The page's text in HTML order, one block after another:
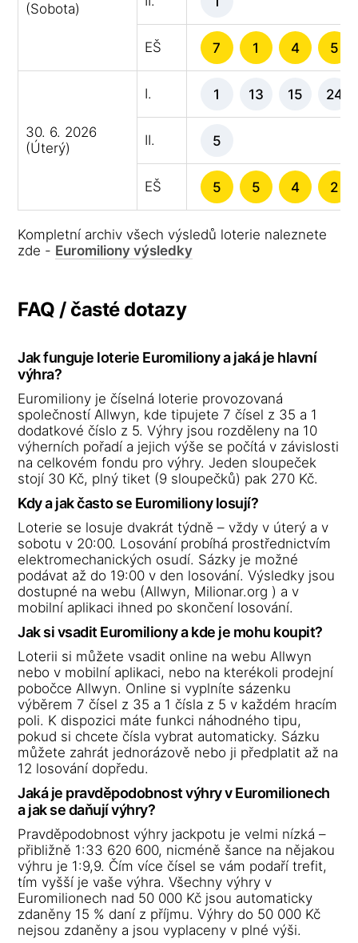
(Sobota)
EŠ 7 1 4 5
30. 6. 2026
(Úterý)
I. 1 13 15 24
II. 5
EŠ 5 5 4 2
Kompletní archiv všech výsledů loterie naleznete
zde - Euromiliony výsledky
FAQ / časté dotazy
Jak funguje loterie Euromiliony a jaká je hlavní
výhra?
Euromiliony je číselná loterie provozovaná
společností Allwyn, kde tipujete 7 čísel z 35 a 1
dodatkové číslo z 5. Výhry jsou rozděleny na 10
výherních pořadí a jejich výše se počítá v závislosti
na celkovém fondu pro výhry. Jeden sloupeček
stojí 30 Kč, plný tiket (9 sloupečků) pak 270 Kč.
Kdy a jak často se Euromiliony losují?
Loterie se losuje dvakrát týdně – vždy v úterý a v
sobotu v 20:00. Losování probíhá prostřednictvím
elektromechanických osudí. Sázky je možné
podávat až do 19:00 v den losování. Výsledky jsou
dostupné na webu (Allwyn, Milionar.org ) a v
mobilní aplikaci ihned po skončení losování.
Jak si vsadit Euromiliony a kde je mohu koupit?
Loterii si můžete vsadit online na webu Allwyn
nebo v mobilní aplikaci, nebo na kterékoli prodejní
pobočce Allwyn. Online si vyplníte sázenku
výběrem 7 čísel z 35 a 1 čísla z 5 v každém hracím
poli. K dispozici máte funkci náhodného tipu,
pokud si chcete čísla vybrat automaticky. Sázku
můžete zahrát jednorázově nebo ji předplatit až na
12 losování dopředu.
Jaká je pravděpodobnost výhry v Euromilionech
a jak se daňují výhry?
Pravděpodobnost výhry jackpotu je velmi nízká –
přibližně 1:33 620 600, nicméně šance na nějakou
výhru je 1:9,9. Čím více čísel se vám podaří trefit,
tím vyšší je vaše výhra. Všechny výhry v
Euromilionech nad 50 000 Kč jsou automaticky
zdaněny 15 % daní z příjmu. Výhry do 50 000 Kč
nejsou zdaněny a jsou vyplaceny v plné výši.